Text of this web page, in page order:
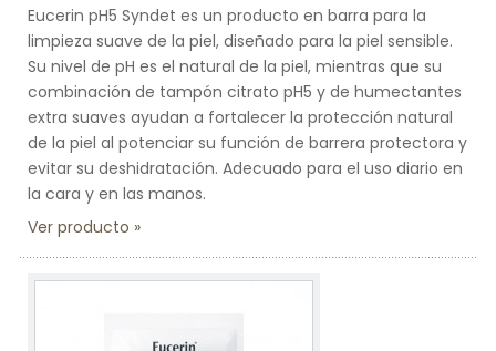
Eucerin pH5 Syndet es un producto en barra para la
limpieza suave de la piel, diseñado para la piel sensible.
Su nivel de pH es el natural de la piel, mientras que su
combinación de tampón citrato pH5 y de humectantes
extra suaves ayudan a fortalecer la protección natural
de la piel al potenciar su función de barrera protectora y
evitar su deshidratación. Adecuado para el uso diario en
la cara y en las manos.
Ver producto